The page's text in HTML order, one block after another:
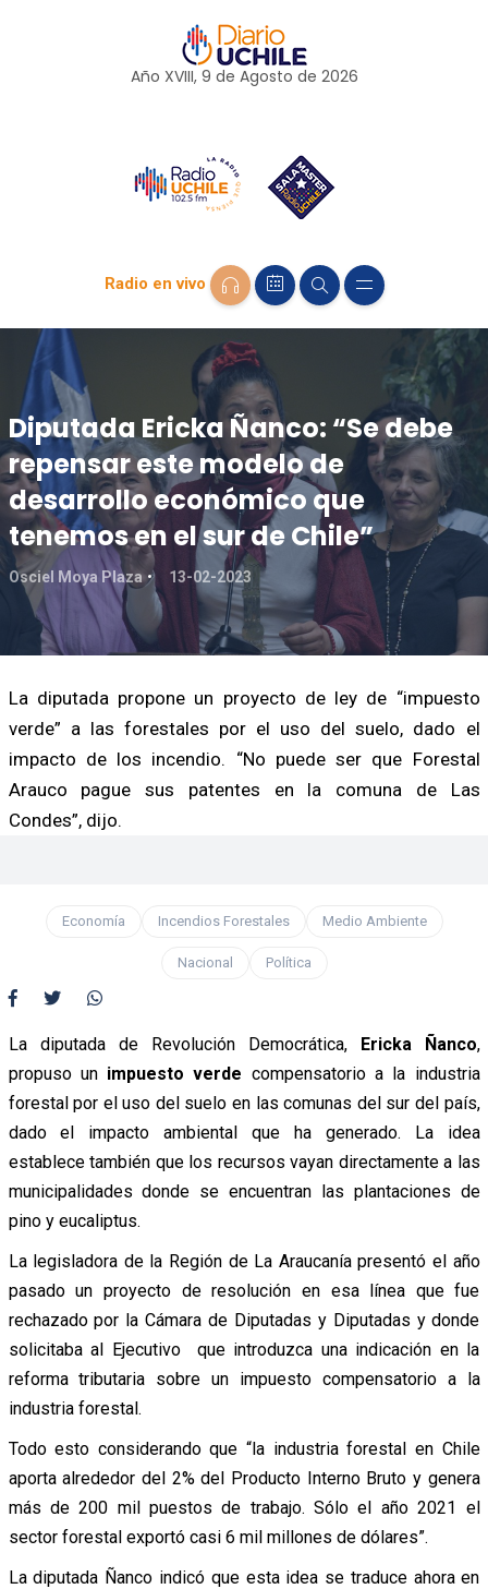
Año XVIII, 9 de Agosto de 2026
Radio en vivo
Diputada Ericka Ñanco: “Se debe
repensar este modelo de
desarrollo económico que
tenemos en el sur de Chile”
Osciel Moya Plaza 13-02-2023
La diputada propone un proyecto de ley de “impuesto
verde” a las forestales por el uso del suelo, dado el
impacto de los incendio. “No puede ser que Forestal
Arauco pague sus patentes en la comuna de Las
Condes”, dijo.
Economía Incendios Forestales Medio Ambiente
Nacional Política
La diputada de Revolución Democrática, Ericka Ñanco,
propuso un impuesto verde compensatorio a la industria
forestal por el uso del suelo en las comunas del sur del país,
dado el impacto ambiental que ha generado. La idea
establece también que los recursos vayan directamente a las
municipalidades donde se encuentran las plantaciones de
pino y eucaliptus.
La legisladora de la Región de La Araucanía presentó el año
pasado un proyecto de resolución en esa línea que fue
rechazado por la Cámara de Diputadas y Diputadas y donde
solicitaba al Ejecutivo que introduzca una indicación en la
reforma tributaria sobre un impuesto compensatorio a la
industria forestal.
Todo esto considerando que “la industria forestal en Chile
aporta alrededor del 2% del Producto Interno Bruto y genera
más de 200 mil puestos de trabajo. Sólo el año 2021 el
sector forestal exportó casi 6 mil millones de dólares”.
La diputada Ñanco indicó que esta idea se traduce ahora en